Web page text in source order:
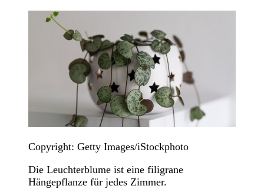
Copyright: Getty Images/iStockphoto
Die Leuchterblume ist eine filigrane
Hängepflanze für jedes Zimmer.